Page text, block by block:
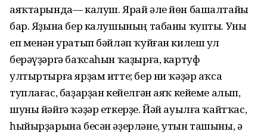
аяҡтарында— калуш. Ярай әле йөн башалтайы
бар. Яҙына бер калушының табаны ҡупты. Уны
еп менән уратып бәйләп ҡуйған килеш ул
берәүҙәргә баҡсаһын ҡаҙырға, картуф
ултыртырға ярҙам итте; бер ни ҡәҙәр аҡса
туплағас, баҙарҙан кейелгән аяҡ кейеме алып,
шуны йәйгә ҡәҙәр еткерҙе. Йәй ауылға ҡайтҡас,
һыйырҙарына бесән әҙерләне, утын ташыны, ә